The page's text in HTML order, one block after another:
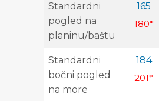
Standardni
pogled na
planinu/baštu
165
180*
Standardni
bočni pogled
na more
184
201*